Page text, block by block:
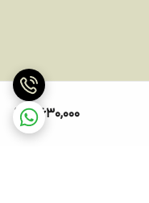
5,630,000